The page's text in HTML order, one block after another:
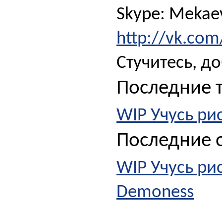
Skype:
http://
Стучитесь,
Последние
WIP Учусь
Последние
WIP Учусь
Demoness